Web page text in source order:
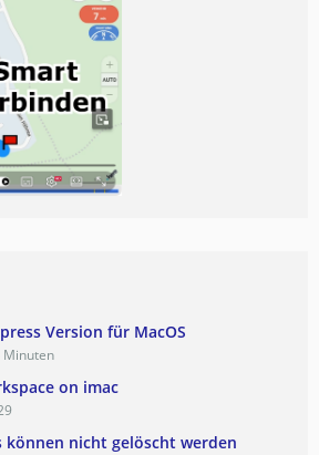
Version für MacOS
Minuten
on imac
können nicht gelöscht werden